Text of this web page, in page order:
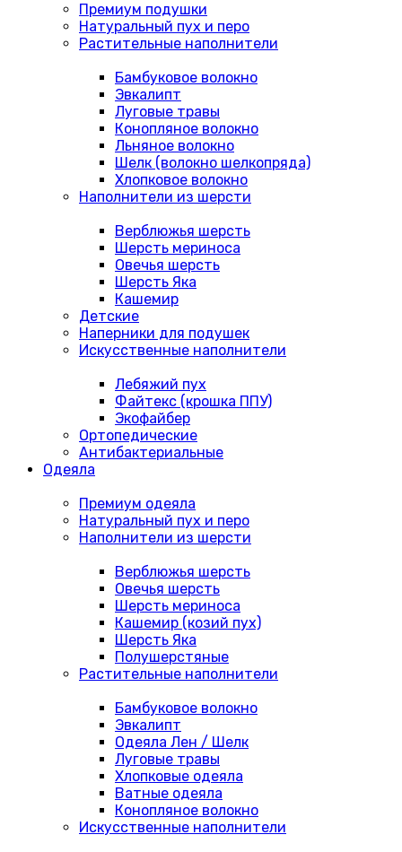
Премиум подушки
Натуральный пух и перо
Растительные наполнители
Бамбуковое волокно
Эвкалипт
Луговые травы
Конопляное волокно
Льняное волокно
Шелк (волокно шелкопряда)
Хлопковое волокно
Наполнители из шерсти
Верблюжья шерсть
Шерсть мериноса
Овечья шерсть
Шерсть Яка
Кашемир
Детские
Наперники для подушек
Искусственные наполнители
Лебяжий пух
Файтекс (крошка ППУ)
Экофайбер
Ортопедические
Антибактериальные
Одеяла
Премиум одеяла
Натуральный пух и перо
Наполнители из шерсти
Верблюжья шерсть
Овечья шерсть
Шерсть мериноса
Кашемир (козий пух)
Шерсть Яка
Полушерстяные
Растительные наполнители
Бамбуковое волокно
Эвкалипт
Одеяла Лен / Шелк
Луговые травы
Хлопковые одеяла
Ватные одеяла
Конопляное волокно
Искусственные наполнители